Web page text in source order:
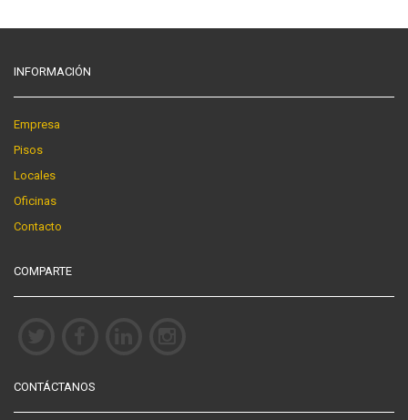
INFORMACIÓN
Empresa
Pisos
Locales
Oficinas
Contacto
COMPARTE
CONTÁCTANOS